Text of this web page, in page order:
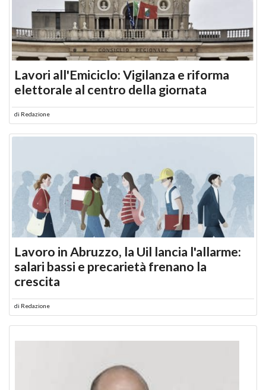
Lavori all'Emiciclo: Vigilanza e riforma
elettorale al centro della giornata
di Redazione
Lavoro in Abruzzo, la Uil lancia l'allarme:
salari bassi e precarietà frenano la
crescita
di Redazione